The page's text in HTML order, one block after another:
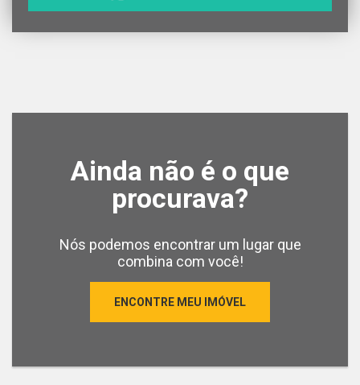
Ainda não é o que
procurava?
Nós podemos encontrar um lugar que
combina com você!
ENCONTRE MEU IMÓVEL